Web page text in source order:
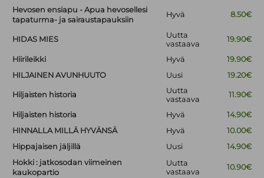
Hevosen ensiapu - Apua hevosellesi
tapaturma- ja sairaustapauksiin
Hyvä 8.50€
HIDAS MIES
Uutta
vastaava
19.90€
Hiirileikki Hyvä
19.90€
HILJAINEN AVUNHUUTO
Uusi 19.20€
Hiljaisten historia
Uutta
vastaava
11.90€
Hiljaisten historia Hyvä
14.90€
HINNALLA MILLÄ HYVÄNSÄ
Hyvä
10.00€
Hippajaisen jäljillä
Uusi
14.90€
Hokki : jatkosodan viimeinen
kaukopartio
Uutta
vastaava
10.90€